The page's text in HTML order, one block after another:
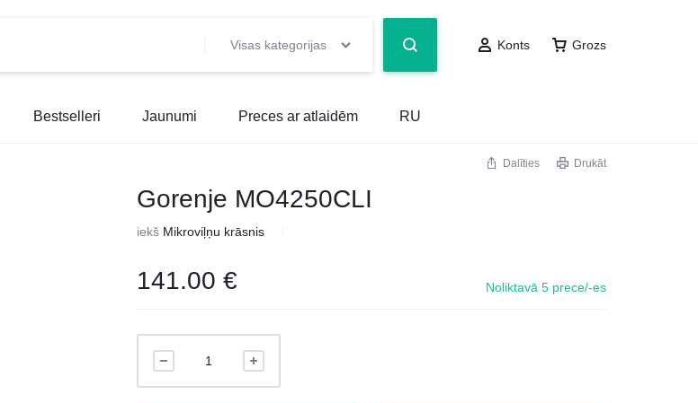
Visas kategorijas Konts Grozs
Bestselleri Jaunumi Preces ar atlaidēm RU
Dalīties Drukāt
Gorenje MO4250CLI
iekš Mikroviļņu krāsnis
141.00€ Noliktavā 5 prece/-es